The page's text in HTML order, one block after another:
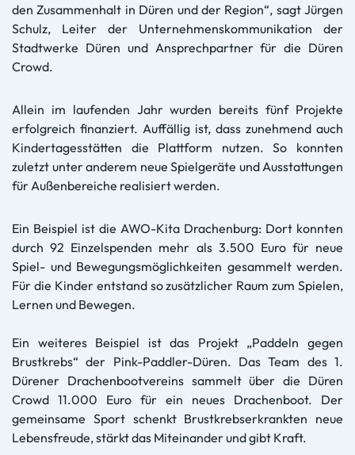
den Zusammenhalt in Düren und der Region“, sagt Jürgen
Schulz, Leiter der Unternehmenskommunikation der
Stadtwerke Düren und Ansprechpartner für die Düren
Crowd.
Allein im laufenden Jahr wurden bereits fünf Projekte
erfolgreich finanziert. Auffällig ist, dass zunehmend auch
Kindertagesstätten die Plattform nutzen. So konnten
zuletzt unter anderem neue Spielgeräte und Ausstattungen
für Außenbereiche realisiert werden.
Ein Beispiel ist die AWO-Kita Drachenburg: Dort konnten
durch 92 Einzelspenden mehr als 3.500 Euro für neue
Spiel- und Bewegungsmöglichkeiten gesammelt werden.
Für die Kinder entstand so zusätzlicher Raum zum Spielen,
Lernen und Bewegen.
Ein weiteres Beispiel ist das Projekt „Paddeln gegen
Brustkrebs“ der Pink-Paddler-Düren. Das Team des 1.
Dürener Drachenbootvereins sammelt über die Düren
Crowd 11.000 Euro für ein neues Drachenboot. Der
gemeinsame Sport schenkt Brustkrebserkrankten neue
Lebensfreude, stärkt das Miteinander und gibt Kraft.